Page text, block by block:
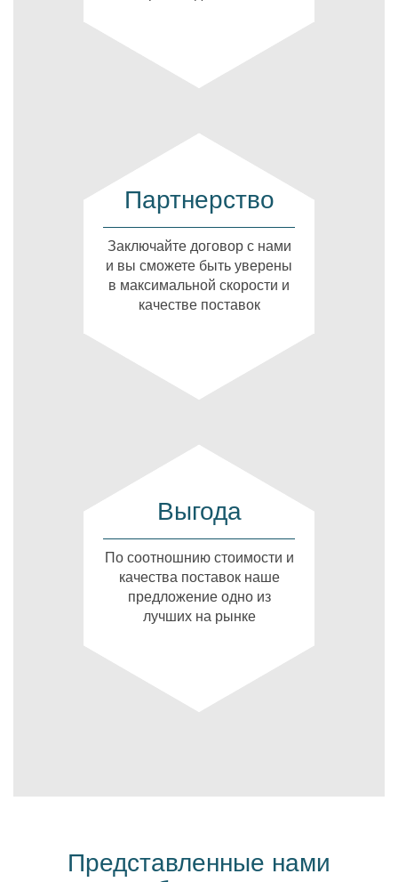
Партнерство
Заключайте договор с нами
и вы сможете быть уверены
в максимальной скорости и
качестве поставок
Выгода
По соотношнию стоимости и
качества поставок наше
предложение одно из
лучших на рынке
Представленные нами